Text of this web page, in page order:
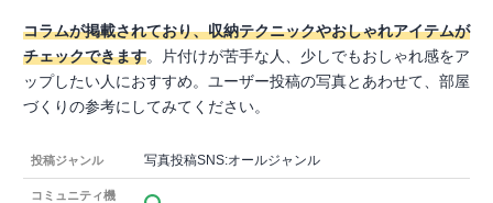
コラムが掲載されており、収納テクニックやおしゃれアイテムが
チェックできます。片付けが苦手な人、少しでもおしゃれ感をア
ップしたい人におすすめ。ユーザー投稿の写真とあわせて、部屋
づくりの参考にしてみてください。
投稿ジャンル 写真投稿SNS:オールジャンル
コミュニティ機